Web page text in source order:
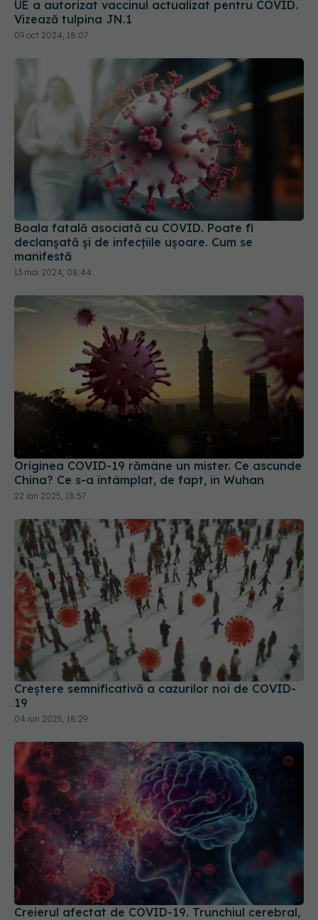
UE a autorizat vaccinul actualizat pentru COVID.
Vizează tulpina JN.1
09 oct 2024, 18:07
Boala fatală asociată cu COVID. Poate fi
declanșată și de infecțiile ușoare. Cum se
manifestă
13 mai 2024, 08:44
Originea COVID-19 rămâne un mister. Ce ascunde
China? Ce s-a întâmplat, de fapt, în Wuhan
22 ian 2025, 18:57
Creștere semnificativă a cazurilor noi de COVID-
19
04 iun 2025, 18:29
Creierul afectat de COVID-19. Trunchiul cerebral,